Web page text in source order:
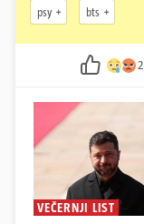
psy bts
2